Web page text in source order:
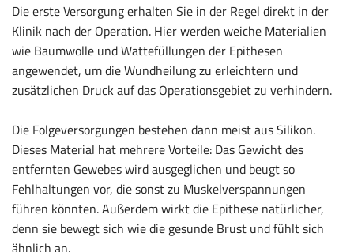
Die erste Versorgung erhalten Sie in der Regel direkt in der
Klinik nach der Operation. Hier werden weiche Materialien
wie Baumwolle und Wattefüllungen der Epithesen
angewendet, um die Wundheilung zu erleichtern und
zusätzlichen Druck auf das Operationsgebiet zu verhindern.
Die Folgeversorgungen bestehen dann meist aus Silikon.
Dieses Material hat mehrere Vorteile: Das Gewicht des
entfernten Gewebes wird ausgeglichen und beugt so
Fehlhaltungen vor, die sonst zu Muskelverspannungen
führen könnten. Außerdem wirkt die Epithese natürlicher,
denn sie bewegt sich wie die gesunde Brust und fühlt sich
ähnlich an.